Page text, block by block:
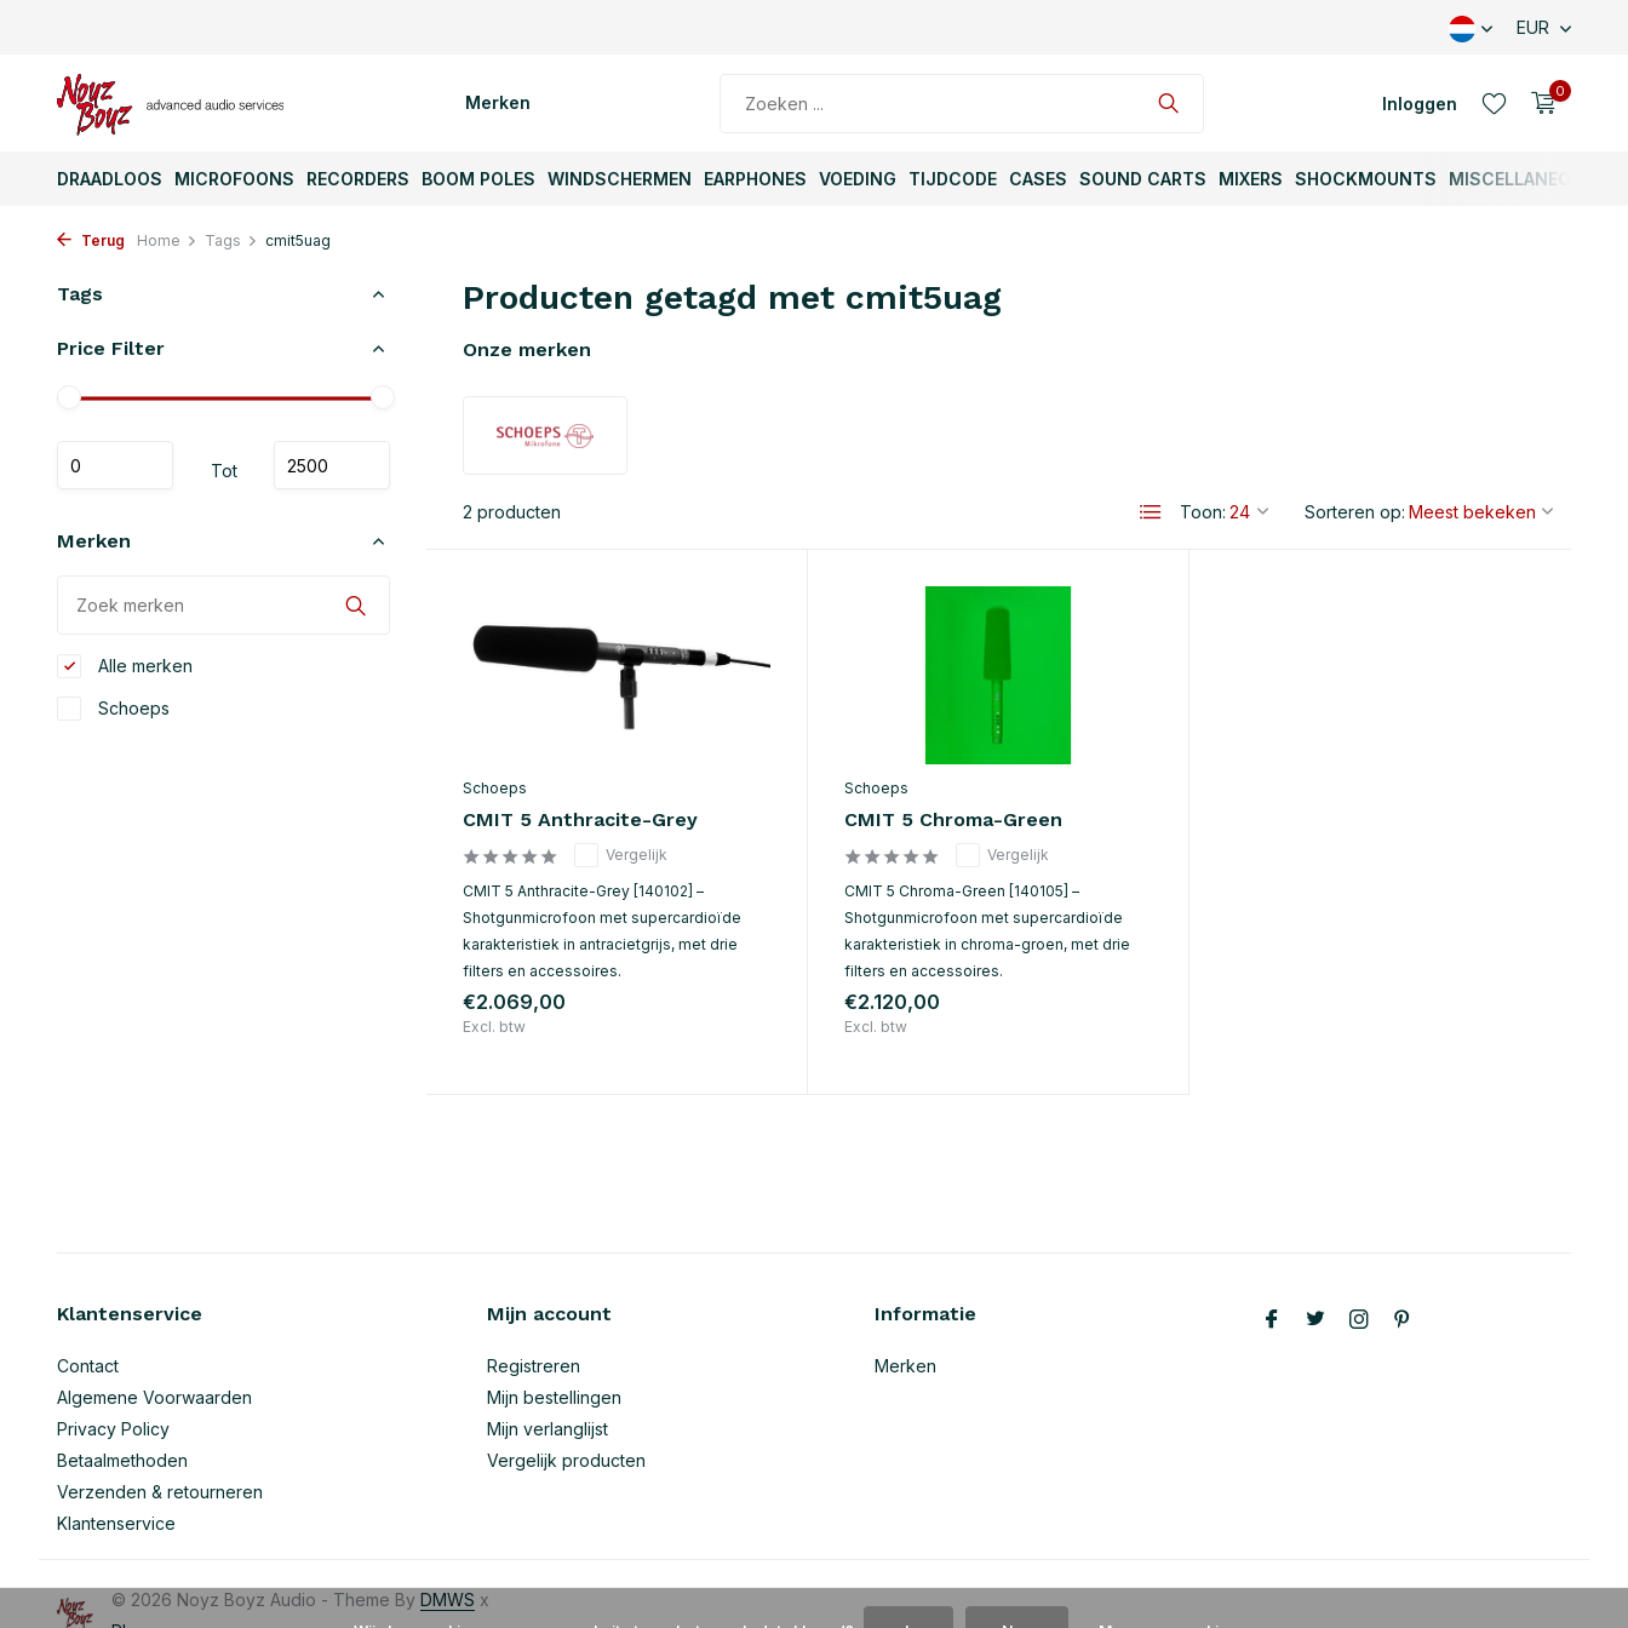
EUR
Merken Inloggen
0
DRAADLOOS MICROFOONS RECORDERS BOOM POLES WINDSCHERMEN EARPHONES VOEDING TIJDCODE CASES SOUND CARTS MIXERS SHOCKMOUNTS MISCELLANEOUS
Terug Home Tags cmit5uag
Tags
Price Filter
Tot
Merken
Alle merken
Schoeps
Producten getagd met cmit5uag
Onze merken
2 producten Toon: Sorteren op:
Schoeps
CMIT 5 Anthracite-Grey
Vergelijk
CMIT 5 Anthracite-Grey [140102] –
Shotgunmicrofoon met supercardioïde
karakteristiek in antracietgrijs, met drie
filters en accessoires.
€2.069,00
Excl. btw
Schoeps
CMIT 5 Chroma-Green
Vergelijk
CMIT 5 Chroma-Green [140105] –
Shotgunmicrofoon met supercardioïde
karakteristiek in chroma-groen, met drie
filters en accessoires.
€2.120,00
Excl. btw
Klantenservice
Contact
Algemene Voorwaarden
Privacy Policy
Betaalmethoden
Verzenden & retourneren
Klantenservice
Mijn account
Registreren
Mijn bestellingen
Mijn verlanglijst
Vergelijk producten
Informatie
Merken
© 2026 Noyz Boyz Audio - Theme By DMWS x